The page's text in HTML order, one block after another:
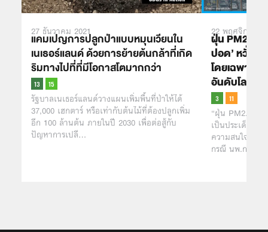
27 ธันวาคม 2021
แคมเปญการปลูกป่าแบบหมุนเวียนใน
เนเธอร์แลนด์ ด้วยการย้ายต้นกล้าที่เกิด
ริมทางไปที่ที่มีโอกาสโตมากกว่า
รัฐบาลเนเธอร์แลนด์วางแผนเพิ่มพื้นที่ป่าให้ได้
37,000 เฮกตาร์ หรือเท่ากับต้นไม้ที่ต้องปลูกเพิ่ม
อีก 100 ล้านต้น ภายในปี 2030 เพื่อต่อสู้กับ
ปัญหาการเปลี…
22 พฤศจิกายน
ฝุ่น PM2.5 อี
ปอด’ หวั่นก
โดยเฉพาะเ
อันดับโลก
“ฝุ่น PM2.5 ทำ
เป็นประเด็นสำ
ความสนใจกัน
กรณี นพ.กฤตไ